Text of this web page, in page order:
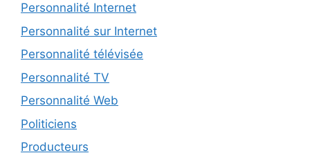
Personnalité Internet
Personnalité sur Internet
Personnalité télévisée
Personnalité TV
Personnalité Web
Politiciens
Producteurs